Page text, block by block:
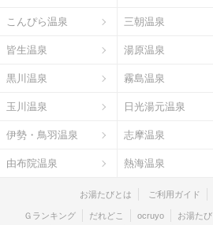
こんぴら温泉 三朝温泉
皆生温泉 湯原温泉
黒川温泉 霧島温泉
玉川温泉 日光湯元温泉
伊勢・鳥羽温泉 志摩温泉
由布院温泉 熱海温泉
お湯たびとは ご利用ガイド
Ｇランキング だれどこ ocruyo お湯たび